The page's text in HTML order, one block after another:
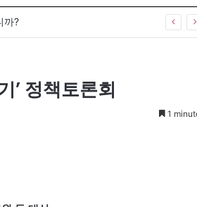
까?
’ 정책토론회
1